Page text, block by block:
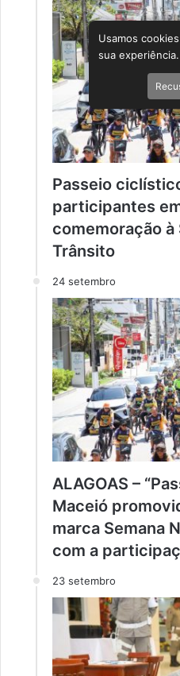
Passeio
participantes
comemoração à
Trânsito
24 setembro
ALAGOAS –
Maceió
marca Semana
com a
23 setembro
Usamos
sua experiência.